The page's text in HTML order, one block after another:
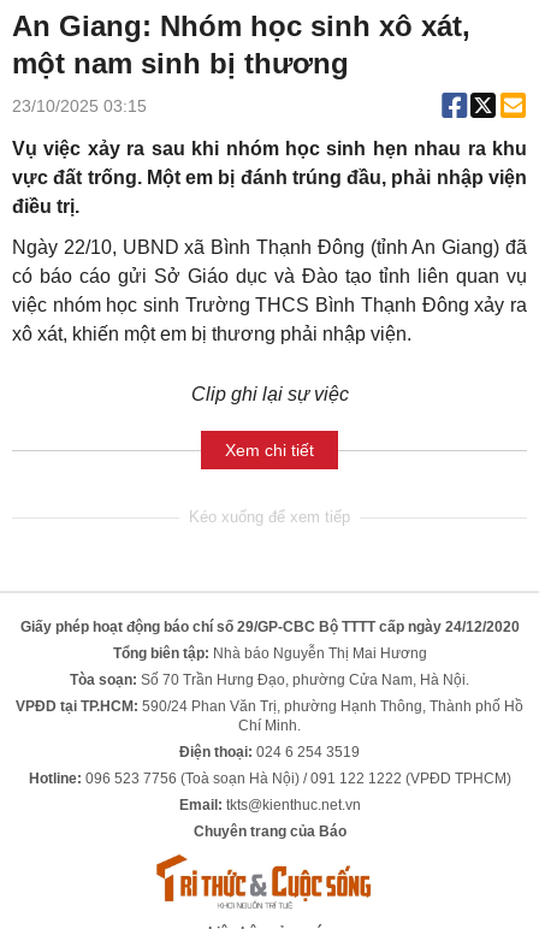
An Giang: Nhóm học sinh xô xát,
một nam sinh bị thương
23/10/2025 03:15
Vụ việc xảy ra sau khi nhóm học sinh hẹn nhau ra khu
vực đất trống. Một em bị đánh trúng đầu, phải nhập viện
điều trị.
Ngày 22/10, UBND xã Bình Thạnh Đông (tỉnh An Giang) đã
có báo cáo gửi Sở Giáo dục và Đào tạo tỉnh liên quan vụ
việc nhóm học sinh Trường THCS Bình Thạnh Đông xảy ra
xô xát, khiến một em bị thương phải nhập viện.
Clip ghi lại sự việc
Xem chi tiết
Giấy phép hoạt động báo chí số 29/GP-CBC Bộ TTTT cấp ngày 24/12/2020
Tổng biên tập: Nhà báo Nguyễn Thị Mai Hương
Tòa soạn: Số 70 Trần Hưng Đạo, phường Cửa Nam, Hà Nội.
VPĐD tại TP.HCM: 590/24 Phan Văn Trị, phường Hạnh Thông, Thành phố Hồ
Chí Minh.
Điện thoại: 024 6 254 3519
Hotline: 096 523 7756 (Toà soạn Hà Nội) / 091 122 1222 (VPĐD TPHCM)
Email: tkts@kienthuc.net.vn
Chuyên trang của Báo